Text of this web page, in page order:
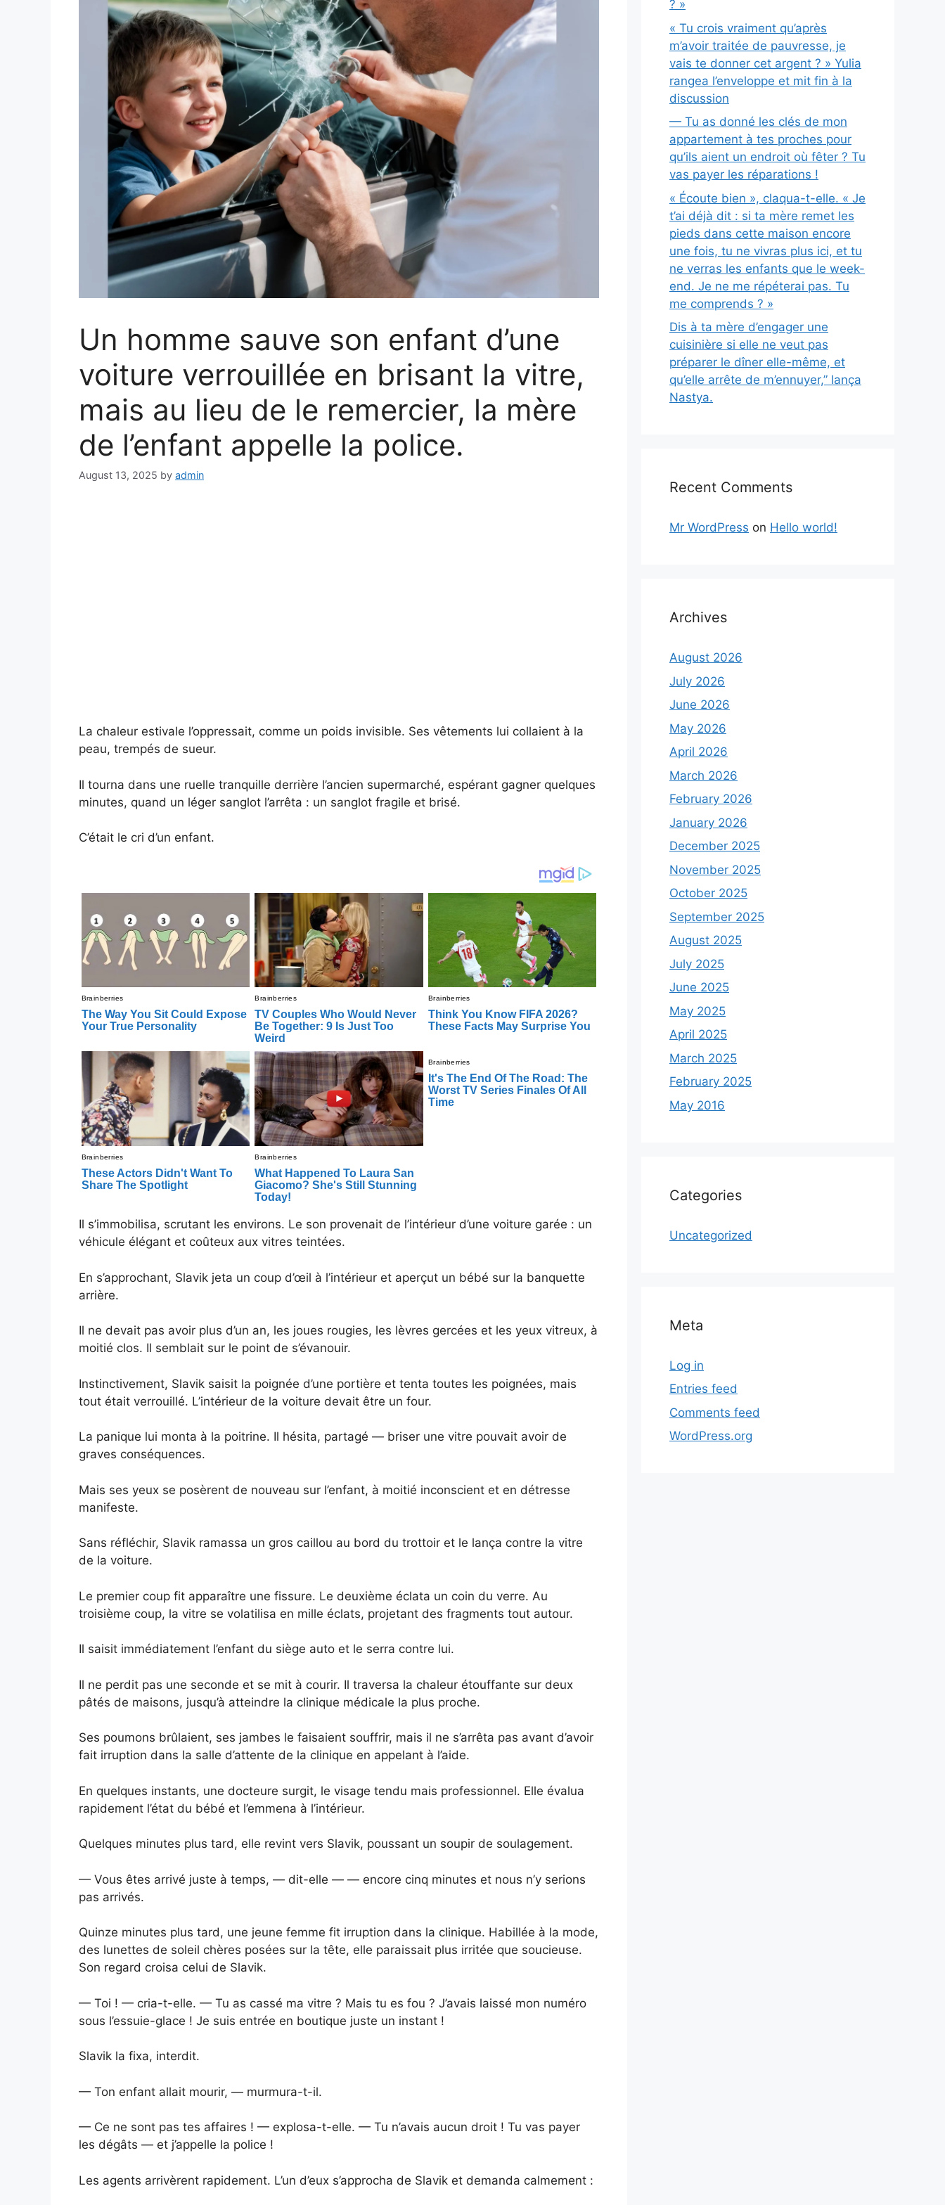
Un homme sauve son enfant d’une
voiture verrouillée en brisant la vitre,
mais au lieu de le remercier, la mère
de l’enfant appelle la police.
August 13, 2025 by admin
La chaleur estivale l’oppressait, comme un poids invisible. Ses vêtements lui collaient à la
peau, trempés de sueur.
Il tourna dans une ruelle tranquille derrière l’ancien supermarché, espérant gagner quelques
minutes, quand un léger sanglot l’arrêta : un sanglot fragile et brisé.
C’était le cri d’un enfant.
Il s’immobilisa, scrutant les environs. Le son provenait de l’intérieur d’une voiture garée : un
véhicule élégant et coûteux aux vitres teintées.
En s’approchant, Slavik jeta un coup d’œil à l’intérieur et aperçut un bébé sur la banquette
arrière.
Il ne devait pas avoir plus d’un an, les joues rougies, les lèvres gercées et les yeux vitreux, à
moitié clos. Il semblait sur le point de s’évanouir.
Instinctivement, Slavik saisit la poignée d’une portière et tenta toutes les poignées, mais
tout était verrouillé. L’intérieur de la voiture devait être un four.
La panique lui monta à la poitrine. Il hésita, partagé — briser une vitre pouvait avoir de
graves conséquences.
Mais ses yeux se posèrent de nouveau sur l’enfant, à moitié inconscient et en détresse
manifeste.
Sans réfléchir, Slavik ramassa un gros caillou au bord du trottoir et le lança contre la vitre
de la voiture.
Le premier coup fit apparaître une fissure. Le deuxième éclata un coin du verre. Au
troisième coup, la vitre se volatilisa en mille éclats, projetant des fragments tout autour.
Il saisit immédiatement l’enfant du siège auto et le serra contre lui.
Il ne perdit pas une seconde et se mit à courir. Il traversa la chaleur étouffante sur deux
pâtés de maisons, jusqu’à atteindre la clinique médicale la plus proche.
Ses poumons brûlaient, ses jambes le faisaient souffrir, mais il ne s’arrêta pas avant d’avoir
fait irruption dans la salle d’attente de la clinique en appelant à l’aide.
En quelques instants, une docteure surgit, le visage tendu mais professionnel. Elle évalua
rapidement l’état du bébé et l’emmena à l’intérieur.
Quelques minutes plus tard, elle revint vers Slavik, poussant un soupir de soulagement.
— Vous êtes arrivé juste à temps, — dit-elle — — encore cinq minutes et nous n’y serions
pas arrivés.
Quinze minutes plus tard, une jeune femme fit irruption dans la clinique. Habillée à la mode,
des lunettes de soleil chères posées sur la tête, elle paraissait plus irritée que soucieuse.
Son regard croisa celui de Slavik.
— Toi ! — cria-t-elle. — Tu as cassé ma vitre ? Mais tu es fou ? J’avais laissé mon numéro
sous l’essuie-glace ! Je suis entrée en boutique juste un instant !
Slavik la fixa, interdit.
— Ton enfant allait mourir, — murmura-t-il.
— Ce ne sont pas tes affaires ! — explosa-t-elle. — Tu n’avais aucun droit ! Tu vas payer
les dégâts — et j’appelle la police !
Les agents arrivèrent rapidement. L’un d’eux s’approcha de Slavik et demanda calmement :
? »
« Tu crois vraiment qu’après
m’avoir traitée de pauvresse, je
vais te donner cet argent ? » Yulia
rangea l’enveloppe et mit fin à la
discussion
— Tu as donné les clés de mon
appartement à tes proches pour
qu’ils aient un endroit où fêter ? Tu
vas payer les réparations !
« Écoute bien », claqua-t-elle. « Je
t’ai déjà dit : si ta mère remet les
pieds dans cette maison encore
une fois, tu ne vivras plus ici, et tu
ne verras les enfants que le week-
end. Je ne me répéterai pas. Tu
me comprends ? »
Dis à ta mère d’engager une
cuisinière si elle ne veut pas
préparer le dîner elle-même, et
qu’elle arrête de m’ennuyer,” lança
Nastya.
Recent Comments
Mr WordPress on Hello world!
Archives
August 2026
July 2026
June 2026
May 2026
April 2026
March 2026
February 2026
January 2026
December 2025
November 2025
October 2025
September 2025
August 2025
July 2025
June 2025
May 2025
April 2025
March 2025
February 2025
May 2016
Categories
Uncategorized
Meta
Log in
Entries feed
Comments feed
WordPress.org